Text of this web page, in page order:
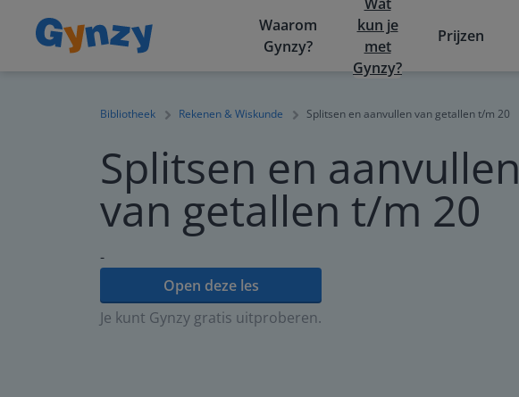
Waarom
Gynzy?
kun je
met
Gynzy?
Prijzen
Bibliotheek Rekenen & Wiskunde Splitsen en aanvullen van getallen t/m 20
Splitsen en aanvullen
van getallen t/m 20
-
Open deze les
Je kunt Gynzy gratis uitproberen.